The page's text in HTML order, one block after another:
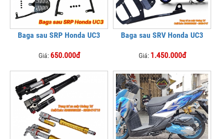
Baga sau SRP Honda UC3
Giá: 650.000đ
Baga sau SRV Honda UC3
Giá: 1.450.000đ